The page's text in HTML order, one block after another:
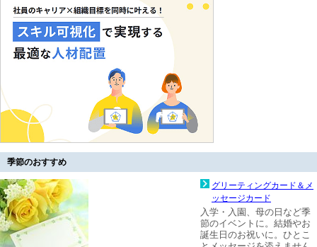
季節のおすすめ
グリーティングカード＆メ
ッセージカード
入学・入園、母の日など季
節のイベントに。結婚やお
誕生日のお祝いに。ひとこ